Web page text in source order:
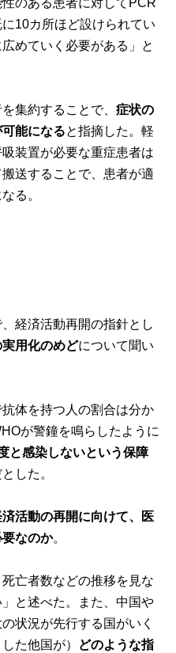
のある患者に対してPCR
10カ所ほど設けられてい
めていく必要がある」と
集約することで、症状の
能になると指摘した。軽
装置が必要な重症患者は
送することで、患者が適
る。
経済活動再開の指針とし
用化のめどについて聞い
体を持つ人の割合は分か
が警鐘を鳴らしたように
と感染しないという保障
した。
活動の再開に向けて、医
なのか。
亡者数などの推移を見な
と述べた。また、中国や
状況が先行する国がいく
た他国が）
どのような指